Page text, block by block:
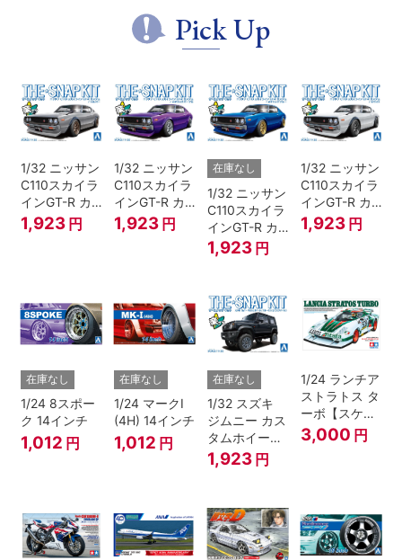
Pick Up
1/32 ニッサン
C110スカイラ
インGT-R カ
スタム(シルバ
ー)
1,923 円
1/32 ニッサン
C110スカイラ
インGT-R カ
スタム(メタリ
ックパープル)
1,923 円
在庫なし
1/32 ニッサン
C110スカイラ
インGT-R カ
スタム(メタリ
ックブルー)
1,923 円
1/32 ニッサン
C110スカイラ
インGT-R カ
スタム(ホワイ
ト)
1,923 円
在庫なし
1/24 8スポー
ク 14インチ
1,012 円
在庫なし
1/24 マークI
(4H) 14インチ
1,012 円
在庫なし
1/32 スズキ
ジムニー カス
タムホイール
(ブルーイッシ
ュブラックパ
1,923 円
1/24 ランチア
ストラトス タ
ーボ【スケー
ルモデル限
定】
3,000 円